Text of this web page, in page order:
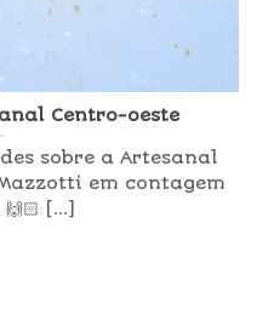
Centro-oeste
sobre a Artesanal
em contagem
[...]